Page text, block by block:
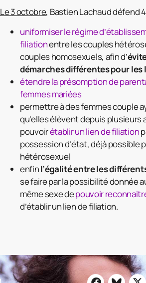
Le 3 octobre, Bastien Lachaud défend
uniformiser le régime
filiationentre les couples
couples homosexuels, afin d’
démarches différentes pour les
étendre la présomption de
femmes mariées
permettre à des femmes couple
qu’elles élèvent depuis plusieurs
pouvoirétablir un lien de filiation
possession d’état, déjà possible
hétérosexuel
enfinl’égalité entre les
se faire par la possibilité donnée
même sexe depouvoir
d’établir un lien de filiation.